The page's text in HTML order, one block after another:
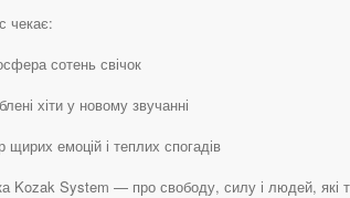
чекає:
сотень свічок
хіти у новому звучанні
щирих емоцій і теплих спогадів
Kozak System — про свободу, силу і людей, які